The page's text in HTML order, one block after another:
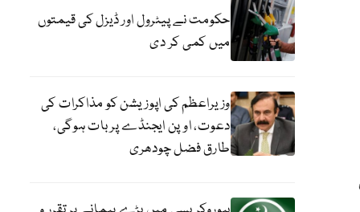
حکومت نے پیٹرول اور ڈیزل کی قیمتوں
میں کمی کر دی
وزیراعظم کی اپوزیشن کو مذاکرات کی
دعوت، اوپن ایجنڈے پر بات ہوگی،
طارق فضل چودھری